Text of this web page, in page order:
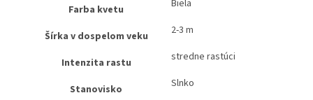
Farba kvetu Biela
Šírka v dospelom veku 2-3 m
Intenzita rastu stredne rastúci
Stanovisko Slnko